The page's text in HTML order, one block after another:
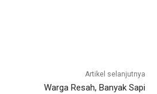
Artikel selanjutnya
Warga Resah, Banyak Sapi